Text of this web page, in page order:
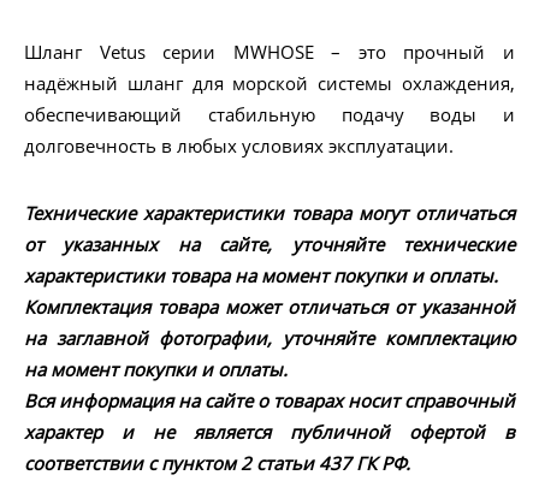
Шланг Vetus серии MWHOSE – это прочный и
надёжный шланг для морской системы охлаждения,
обеспечивающий стабильную подачу воды и
долговечность в любых условиях эксплуатации.
Технические характеристики товара могут отличаться
от указанных на сайте, уточняйте технические
характеристики товара на момент покупки и оплаты.
Комплектация товара может отличаться от указанной
на заглавной фотографии, уточняйте комплектацию
на момент покупки и оплаты.
Вся информация на сайте о товарах носит справочный
характер и не является публичной офертой в
соответствии с пунктом 2 статьи 437 ГК РФ.